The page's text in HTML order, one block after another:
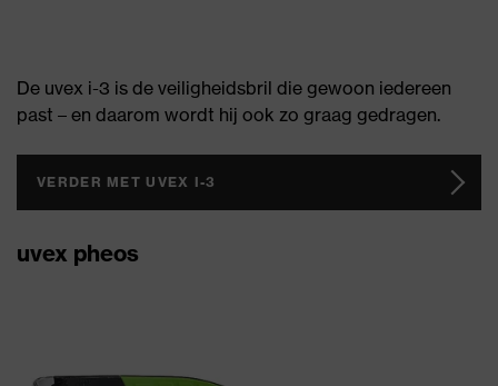
De uvex i-3 is de veiligheidsbril die gewoon iedereen
past – en daarom wordt hij ook zo graag gedragen.
VERDER MET UVEX I-3
uvex pheos